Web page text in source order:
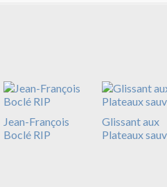
Jean-François
Boclé RIP
Glissant aux
Plateaux